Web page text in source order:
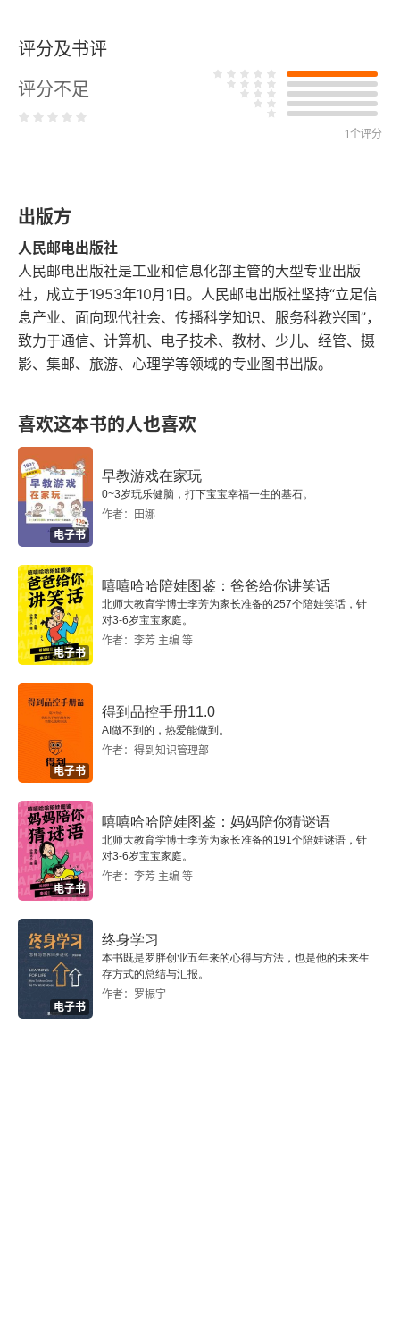
内容提要
第1章 找形状游戏 平面与立体的关系
第4章 海绵积木块 三视图、空间透视
第5章 小小工程师 空间感
参考答案
玩出来的学习力：给孩子的逻辑思维游戏书（认知篇
·3~6岁理解力）
内容提要
第1章 逛商场 认识符号
第2章 动物园一日游 表达数量
第3章 摇到外婆桥 理解童谣
第4章 分糖果 大小与长短
第5章 逛超市 商品摆放
参考答案
玩出来的学习力：给孩子的逻辑思维游戏书（认知篇
·3~6岁想象力）
内容提要
第1章 千变万化的云 发散
第2章 拼图形 属性的认识
第3章 神奇的魔术 分类
第4章 图形添画游戏 部分与整体
评分及书评
评分不足
1个评分
出版方
人民邮电出版社
人民邮电出版社是工业和信息化部主管的大型专业出版
社，成立于1953年10月1日。人民邮电出版社坚持“立足信
息产业、面向现代社会、传播科学知识、服务科教兴国”，
致力于通信、计算机、电子技术、教材、少儿、经管、摄
影、集邮、旅游、心理学等领域的专业图书出版。
喜欢这本书的人也喜欢
电子书
早教游戏在家玩
0~3岁玩乐健脑，打下宝宝幸福一生的基石。
作者：田娜
电子书
嘻嘻哈哈陪娃图鉴：爸爸给你讲笑话
北师大教育学博士李芳为家长准备的257个陪娃笑话，针
对3-6岁宝宝家庭。
作者：李芳 主编 等
电子书
得到品控手册11.0
AI做不到的，热爱能做到。
作者：得到知识管理部
电子书
嘻嘻哈哈陪娃图鉴：妈妈陪你猜谜语
北师大教育学博士李芳为家长准备的191个陪娃谜语，针
对3-6岁宝宝家庭。
作者：李芳 主编 等
电子书
终身学习
本书既是罗胖创业五年来的心得与方法，也是他的未来生
存方式的总结与汇报。
作者：罗振宇